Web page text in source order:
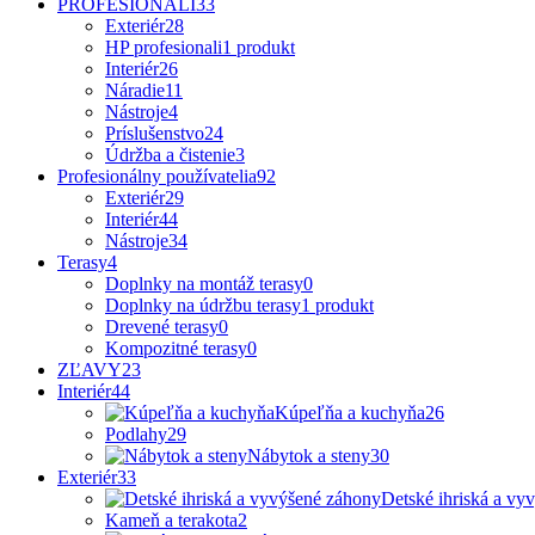
Exteriér28
HP profesionali1 produkt
Interiér26
Náradie11
Nástroje4
Príslušenstvo24
Údržba a čistenie3
Profesionálny používatelia92
Exteriér29
Interiér44
Nástroje34
Terasy4
Doplnky na montáž terasy0
Doplnky na údržbu terasy1 produkt
Drevené terasy0
Kompozitné terasy0
ZĽAVY23
Interiér44
Kúpeľňa a kuchyňa26
Podlahy29
Nábytok a steny30
Exteriér33
Detské ihriská a
Kameň a terakota2